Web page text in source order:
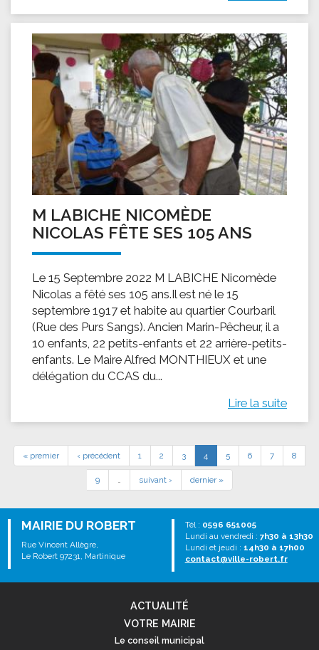
M LABICHE NICOMÈDE
NICOLAS FÊTE SES 105 ANS
Le 15 Septembre 2022 M LABICHE Nicomède
Nicolas a fêté ses 105 ans.Il est né le 15
septembre 1917 et habite au quartier Courbaril
(Rue des Purs Sangs). Ancien Marin-Pêcheur, il a
10 enfants, 22 petits-enfants et 22 arrière-petits-
enfants. Le Maire Alfred MONTHIEUX et une
délégation du CCAS du...
Lire la suite
« premier ‹ précédent 1 2 3 4 5 6 7 8
9 … suivant › dernier »
MAIRIE DU ROBERT
Rue Vincent Allègre,
Le Robert 97231, Martinique
Tél : 0596 651005
Lundi au vendredi : 7h30 à 13h30
Lundi et jeudi : 14h30 à 17h00
contact@ville-robert.fr
ACTUALITÉ
VOTRE MAIRIE
Le conseil municipal